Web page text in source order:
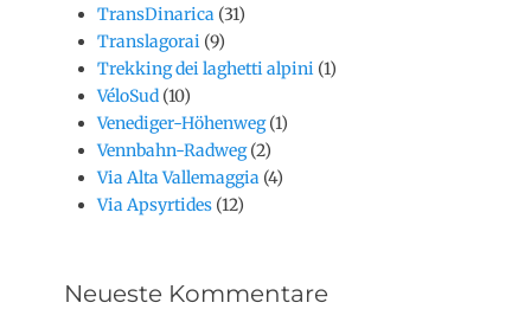
TransDinarica (31)
Translagorai (9)
Trekking dei laghetti alpini (1)
VéloSud (10)
Venediger-Höhenweg(1)
Vennbahn-Radweg(2)
Via Alta Vallemaggia (4)
Via Apsyrtides (12)
Neueste Kommentare